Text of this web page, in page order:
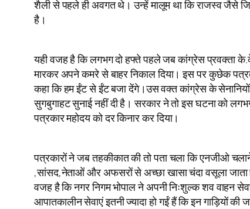
शैली से पहले ही अवगत थे। उन्हें मालूम था कि राजस्व जैसे
है।
यही वजह है कि लगभग दो हफ्ते पहले जब कांग्रेस प्रवक्ता
मारकर अपने कमरे से बाहर निकाल दिया। इस पर कुछेक
कहा कि हम ईंट से ईंट बजा देंगे।उस वक्त कांग्रेस के
सुगबुगाहट सुनाई नहीं दी है। सरकार ने तो इस घटना को
पत्रकार महोदय को दर किनार कर दिया।
पत्रकारों ने जब तहकीकात की तो पता चला कि एनजीओ
,सांसद,नेताओं और अफसरों से अच्छा खासा चंदा वसूला जाता
वजह है कि नगर निगम भोपाल ने अपनी निःशुल्क शव वाहन
आपातकालीन सेवाएं इतनी ज्यादा हो गईं हैं कि इन गाड़ियों की